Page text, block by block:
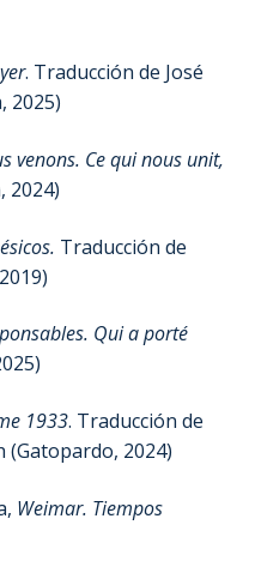
. Traducción de José
2025)
venons. Ce qui nous unit,
2024)
Traducción de
Qui a porté
1933. Traducción de
(Gatopardo, 2024)
Weimar. Tiempos